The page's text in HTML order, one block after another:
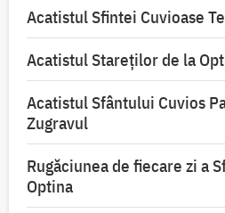
Acatistul Sfintei Cuvioase
Acatistul Stareţilor de la
Acatistul Sfântului Cuvios
Zugravul
Rugăciunea de fiecare zi a
Optina